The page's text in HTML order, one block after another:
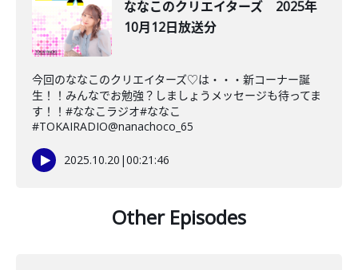
ななこのクリエイターズ 2025年
10月12日放送分
今回のななこのクリエイターズ♡は・・・新コーナー誕
生！！みんなでお勉強？しましょうメッセージも待ってま
す！！#ななこラジオ#ななこ
#TOKAIRADIO@nanachoco_65
2025.10.20 |00:21:46
Other Episodes